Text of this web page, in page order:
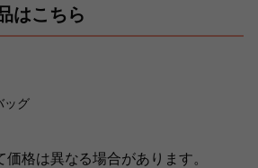
はこちら
ッグ
格は異なる場合があります。